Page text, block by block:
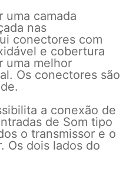
uma camada
nas
conectores com
e cobertura
uma melhor
Os conectores são
a conexão de
de Som tipo
o transmissor e o
Os dois lados do